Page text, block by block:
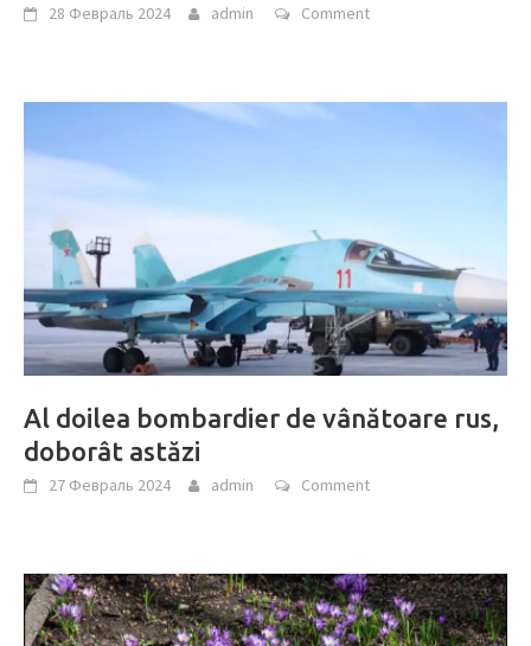
28 Февраль 2024 admin Comment
Al doilea bombardier de vânătoare rus,
doborât astăzi
27 Февраль 2024 admin Comment